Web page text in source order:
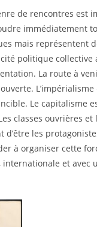
de rencontres est
immédiatement
mais représentent
politique collective
La route à
Le capitalisme
classes ouvrières et
les
à organiser cette
internationale et avec